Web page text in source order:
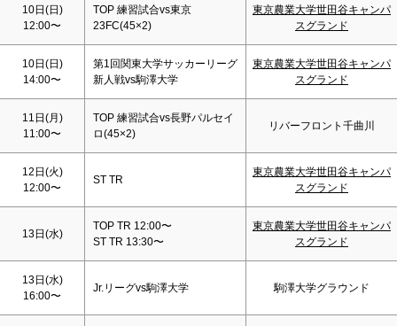
10日(日)
12:00〜
TOP 練習試合vs東京
23FC(45×2)
東京農業大学世田谷キャンパ
スグランド
10日(日)
14:00〜
第1回関東大学サッカーリーグ
新人戦vs駒澤大学
東京農業大学世田谷キャンパ
スグランド
11日(月)
11:00〜
TOP 練習試合vs長野パルセイ
ロ(45×2)
リバーフロント千曲川
12日(火)
12:00〜
ST TR
東京農業大学世田谷キャンパ
スグランド
13日(水)
TOP TR 12:00〜
ST TR 13:30〜
東京農業大学世田谷キャンパ
スグランド
13日(水)
16:00〜
Jr.リーグvs駒澤大学 駒澤大学グラウンド